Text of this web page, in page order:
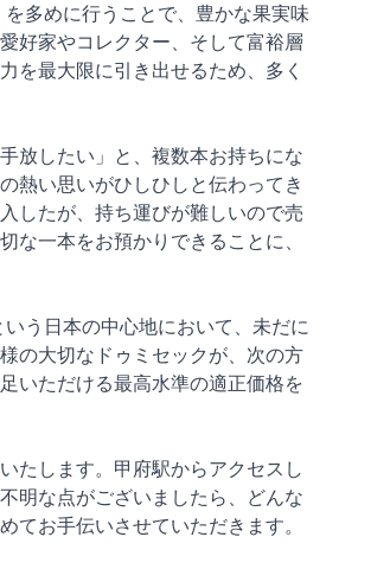
多めに行うことで、豊かな果実味
好家やコレクター、そして富裕層
を最大限に引き出せるため、多く
放したい」と、複数本お持ちにな
熱い思いがひしひしと伝わってき
したが、持ち運びが難しいので売
一本をお預かりできることに、
う日本の中心地において、未だに
の大切なドゥミセックが、次の方
いただける最高水準の適正価格を
たします。甲府駅からアクセスし
明な点がございましたら、どんな
お手伝いさせていただきます。